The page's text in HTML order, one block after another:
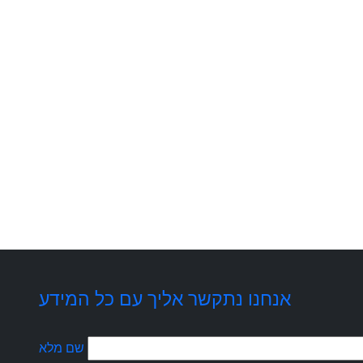
אנחנו נתקשר אליך עם כל המידע